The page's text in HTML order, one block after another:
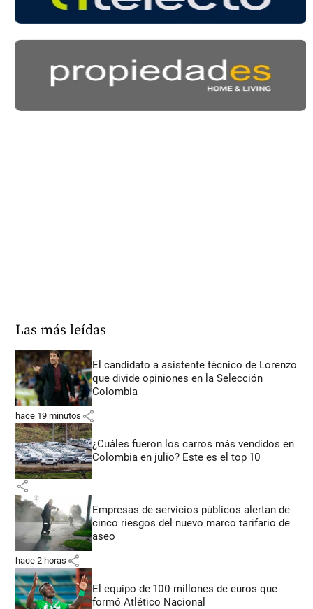
Las más leídas
El candidato a asistente técnico de Lorenzo
que divide opiniones en la Selección
Colombia
hace 19 minutos share
¿Cuáles fueron los carros más vendidos en
Colombia en julio? Este es el top 10
share
Empresas de servicios públicos alertan de
cinco riesgos del nuevo marco tarifario de
aseo
hace 2 horas share
El equipo de 100 millones de euros que
formó Atlético Nacional